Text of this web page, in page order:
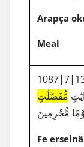
Arapça
Meal
مُّفَصَّلَٰتٍ
مُّجْرِمِينَ
Fe